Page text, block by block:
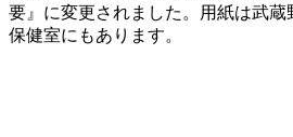
要』に変更されました。用紙は武
保健室にもあります。